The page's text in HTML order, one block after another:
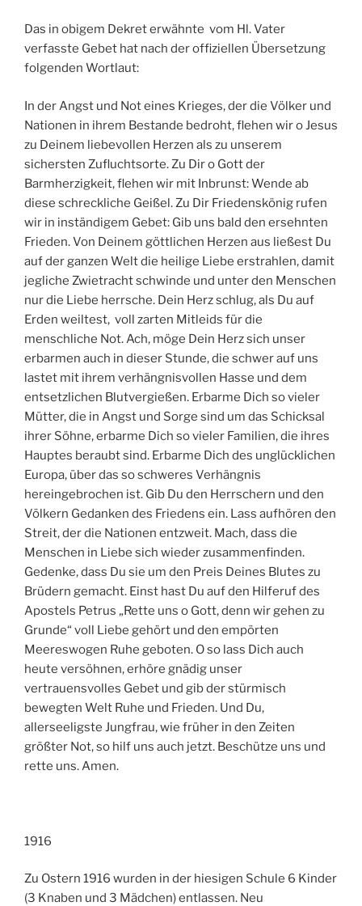
Das in obigem Dekret erwähnte vom Hl. Vater
verfasste Gebet hat nach der offiziellen Übersetzung
folgenden Wortlaut:
In der Angst und Not eines Krieges, der die Völker und
Nationen in ihrem Bestande bedroht, flehen wir o Jesus
zu Deinem liebevollen Herzen als zu unserem
sichersten Zufluchtsorte. Zu Dir o Gott der
Barmherzigkeit, flehen wir mit Inbrunst: Wende ab
diese schreckliche Geißel. Zu Dir Friedenskönig rufen
wir in inständigem Gebet: Gib uns bald den ersehnten
Frieden. Von Deinem göttlichen Herzen aus ließest Du
auf der ganzen Welt die heilige Liebe erstrahlen, damit
jegliche Zwietracht schwinde und unter den Menschen
nur die Liebe herrsche. Dein Herz schlug, als Du auf
Erden weiltest, voll zarten Mitleids für die
menschliche Not. Ach, möge Dein Herz sich unser
erbarmen auch in dieser Stunde, die schwer auf uns
lastet mit ihrem verhängnisvollen Hasse und dem
entsetzlichen Blutvergießen. Erbarme Dich so vieler
Mütter, die in Angst und Sorge sind um das Schicksal
ihrer Söhne, erbarme Dich so vieler Familien, die ihres
Hauptes beraubt sind. Erbarme Dich des unglücklichen
Europa, über das so schweres Verhängnis
hereingebrochen ist. Gib Du den Herrschern und den
Völkern Gedanken des Friedens ein. Lass aufhören den
Streit, der die Nationen entzweit. Mach, dass die
Menschen in Liebe sich wieder zusammenfinden.
Gedenke, dass Du sie um den Preis Deines Blutes zu
Brüdern gemacht. Einst hast Du auf den Hilferuf des
Apostels Petrus „Rette uns o Gott, denn wir gehen zu
Grunde“ voll Liebe gehört und den empörten
Meereswogen Ruhe geboten. O so lass Dich auch
heute versöhnen, erhöre gnädig unser
vertrauensvolles Gebet und gib der stürmisch
bewegten Welt Ruhe und Frieden. Und Du,
allerseeligste Jungfrau, wie früher in den Zeiten
größter Not, so hilf uns auch jetzt. Beschütze uns und
rette uns. Amen.
1916
Zu Ostern 1916 wurden in der hiesigen Schule 6 Kinder
(3 Knaben und 3 Mädchen) entlassen. Neu